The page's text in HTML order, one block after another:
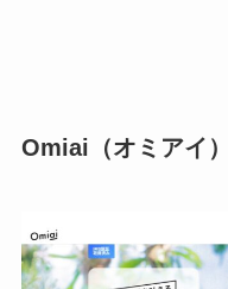
Omiai（オミアイ）